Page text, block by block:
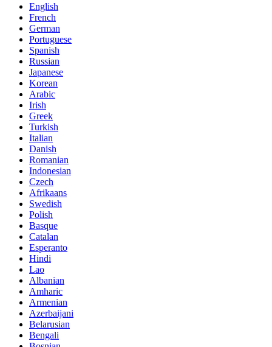
English
French
German
Portuguese
Spanish
Russian
Japanese
Korean
Arabic
Irish
Greek
Turkish
Italian
Danish
Romanian
Indonesian
Czech
Afrikaans
Swedish
Polish
Basque
Catalan
Esperanto
Hindi
Lao
Albanian
Amharic
Armenian
Azerbaijani
Belarusian
Bengali